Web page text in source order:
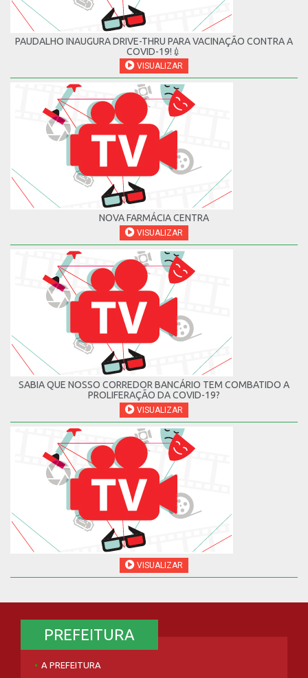
PAUDALHO INAUGURA DRIVE-THRU PARA VACINAÇÃO CONTRA A
COVID-19!💉
VISUALIZAR
NOVA FARMÁCIA CENTRA
VISUALIZAR
SABIA QUE NOSSO CORREDOR BANCÁRIO TEM COMBATIDO A
PROLIFERAÇÃO DA COVID-19?
VISUALIZAR
VISUALIZAR
PREFEITURA
A PREFEITURA